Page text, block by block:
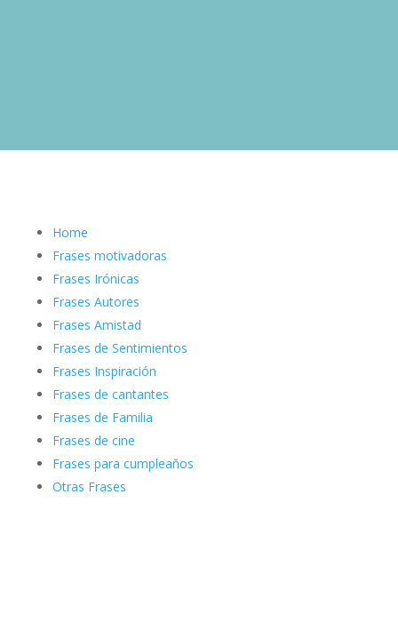
Home
Frases motivadoras
Frases Irónicas
Frases Autores
Frases Amistad
Frases de Sentimientos
Frases Inspiración
Frases de cantantes
Frases de Familia
Frases de cine
Frases para cumpleaños
Otras Frases